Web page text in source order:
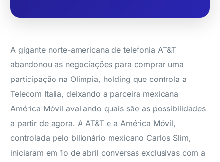
A gigante norte-americana de telefonia AT&T
abandonou as negociações para comprar uma
participação na Olimpia, holding que controla a
Telecom Italia, deixando a parceira mexicana
América Móvil avaliando quais são as possibilidades
a partir de agora. A AT&T e a América Móvil,
controlada pelo bilionário mexicano Carlos Slim,
iniciaram em 1o de abril conversas exclusivas com a